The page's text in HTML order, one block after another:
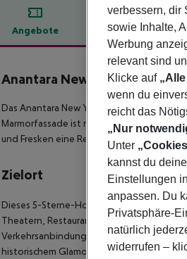
Angebote
Anantara New York Palace
Das Anantara New York Palace, ein
Marmorfassade ist mit kunstvollen
und Fresken eine Reise in eine andere Zeit
Zielort
Dieses 5-Sterne-Hotel befindet sich am
Theatern, Restaurants und Bars auf der
Verkehrsanbindungen.
Spazieren Sie
historischem Glamour und modernem
verbessern, dir
sowie Inhalte,
Werbung
relevant sind
Klicke auf
wenn du
reicht das
„Nur
Unter
kannst du
Einstellungen
anpassen. Du
Privatsphäre-
natürlich
widerrufen –